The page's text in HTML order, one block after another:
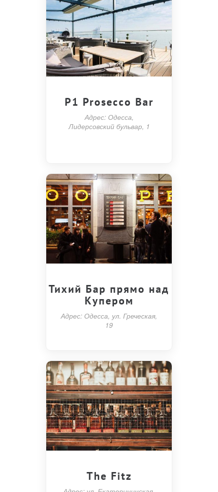
P1 Prosecco Bar
Адрес: Одесса,
Лидерсовский бульвар, 1
Тихий Бар прямо над
Купером
Адрес: Одесса, ул. Греческая,
19
The Fitz